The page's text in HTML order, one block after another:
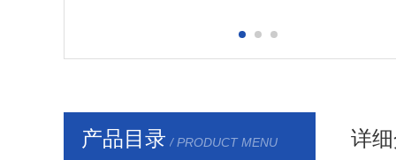
产品目录 / PRODUCT MENU 详